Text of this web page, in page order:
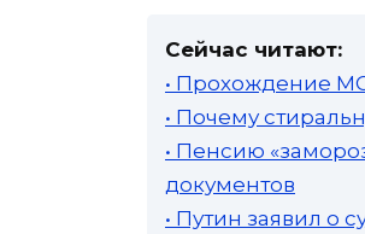
Сейчас читают:
• Прохождение
• Почему
• Пенсию
документов
• Путин заявил о